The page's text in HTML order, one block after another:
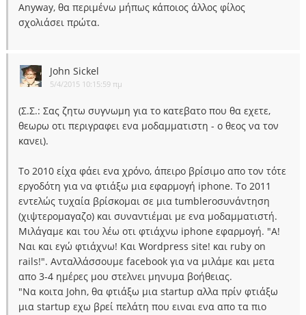
Anyway, θα περιμένω μήπως κάποιος άλλος φίλος
σχολιάσει πρώτα.
John Sickel
5/4/2015 10:15:59 πμ
(Σ.Σ.: Σας ζητω συγνωμη για το κατεβατο που θα εχετε,
θεωρω οτι περιγραφει ενα μοδαμματιστη - ο θεος να τον
κανει).
Το 2010 είχα φάει ενα χρόνο, άπειρο βρίσιμο απο τον τότε
εργοδότη για να φτιάξω μια εφαρμογή iphone. Το 2011
εντελώς τυχαία βρίσκομαι σε μια tumblerοσυνάντηση
(χιψτερομαγαζο) και συναντιέμαι με ενα μοδαμματιστή.
Μιλάγαμε και του λέω οτι φτιάχνω iphone εφαρμογή. "Α!
Ναι και εγώ φτιάχνω! Και Wordpress site! και ruby on
rails!". Ανταλλάσσουμε facebook για να μιλάμε και μετα
απο 3-4 ημέρες μου στελνει μηνυμα βοήθειας.
"Να κοιτα John, θα φτιάξω μια startup αλλα πρίν φτιάξω
μια startup εχω βρεί πελάτη που ειναι ενα απο τα πιο